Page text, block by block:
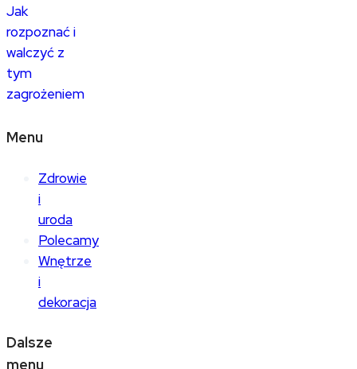
Jak
rozpoznać i
walczyć z
tym
zagrożeniem
Menu
Zdrowie
i
uroda
Polecamy
Wnętrze
i
dekoracja
Dalsze
menu